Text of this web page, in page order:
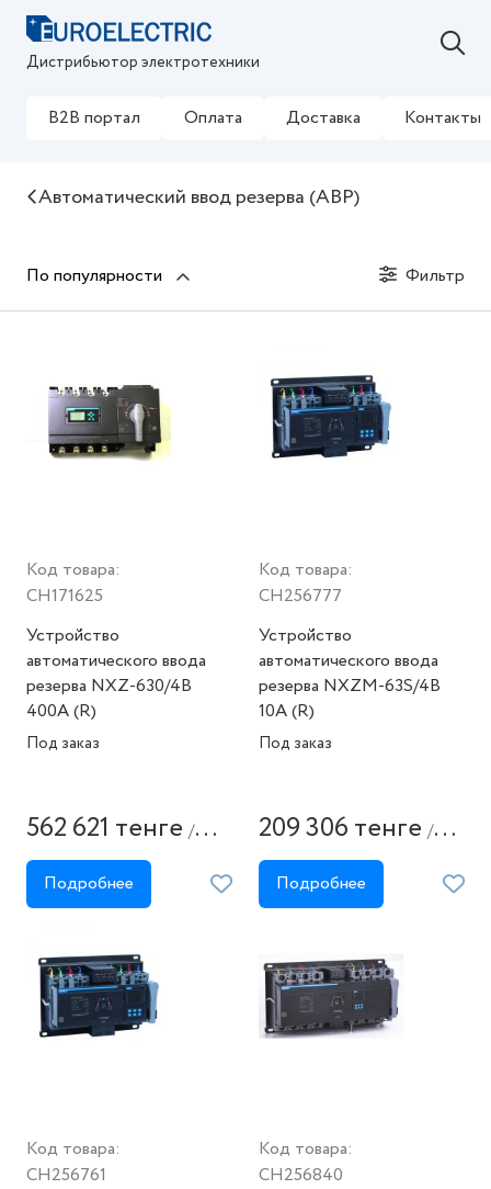
Дистрибьютор электротехники
B2B портал Оплата Доставка Контакты
Автоматический ввод резерва (АВР)
По популярности Фильтр
Код товара:
CH171625
Устройство
автоматического ввода
резерва NXZ-630/4B
400А (R)
Под заказ
562 621 тенге/
штука
Подробнее
Код товара:
CH256777
Устройство
автоматического ввода
резерва NXZM-63S/4B
10A (R)
Под заказ
209 306 тенге/
штука
Подробнее
Код товара:
CH256761
Код товара:
CH256840